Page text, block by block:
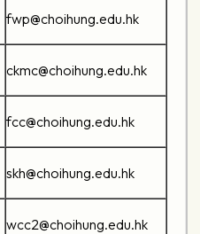
fwp@choihung.edu.hk
ckmc@choihung.edu.hk
fcc@choihung.edu.hk
skh@choihung.edu.hk
wcc2@choihung.edu.hk